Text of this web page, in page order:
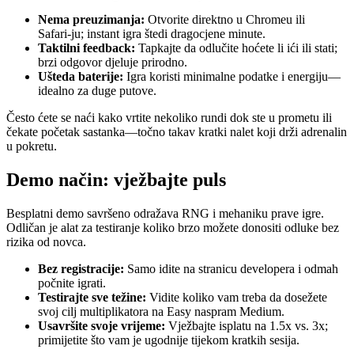
Nema preuzimanja: Otvorite direktno u Chromeu ili
Safari‑ju; instant igra štedi dragocjene minute.
Taktilni feedback: Tapkajte da odlučite hoćete li ići ili stati;
brzi odgovor djeluje prirodno.
Ušteda baterije: Igra koristi minimalne podatke i energiju—
idealno za duge putove.
Često ćete se naći kako vrtite nekoliko rundi dok ste u prometu ili
čekate početak sastanka—točno takav kratki nalet koji drži adrenalin
u pokretu.
Demo način: vježbajte puls
Besplatni demo savršeno odražava RNG i mehaniku prave igre.
Odličan je alat za testiranje koliko brzo možete donositi odluke bez
rizika od novca.
Bez registracije: Samo idite na stranicu developera i odmah
počnite igrati.
Testirajte sve težine: Vidite koliko vam treba da dosežete
svoj cilj multiplikatora na Easy naspram Medium.
Usavršite svoje vrijeme: Vježbajte isplatu na 1.5x vs. 3x;
primijetite što vam je ugodnije tijekom kratkih sesija.